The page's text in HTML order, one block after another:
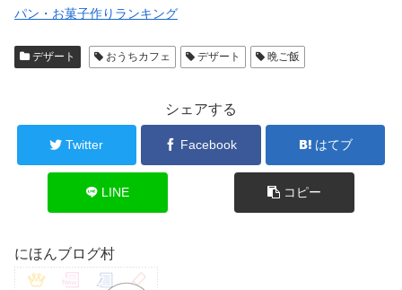
パン・お菓子作りランキング
デザート おうちカフェ デザート 晩ご飯
シェアする
Twitter Facebook はてブ
LINE コピー
にほんブログ村